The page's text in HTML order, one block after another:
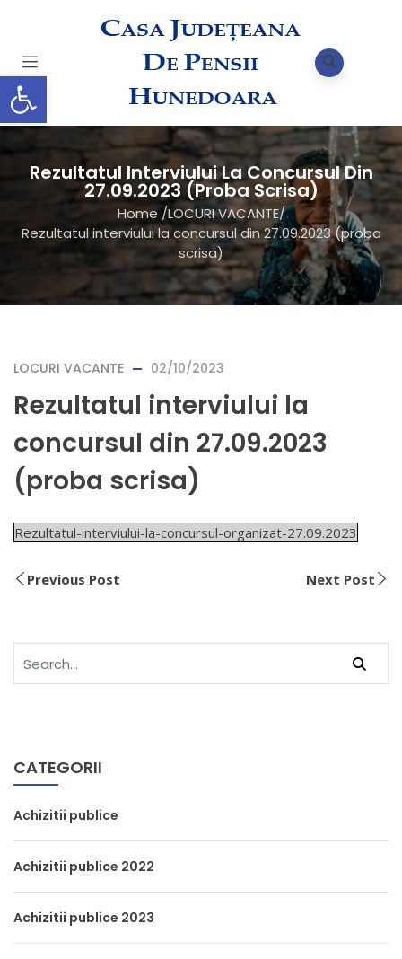
Rezultatul Interviului La Concursul Din
27.09.2023 (proba Scrisa)
Home /LOCURI VACANTE/
Rezultatul interviului la concursul din 27.09.2023 (proba
scrisa)
LOCURI VACANTE 02/10/2023
Rezultatul interviului la
concursul din 27.09.2023
(proba scrisa)
Rezultatul-interviului-la-concursul-organizat-27.09.2023
Previous Post Next Post
CATEGORII
Achizitii publice
Achizitii publice 2022
Achizitii publice 2023
Deschide bara de unelte